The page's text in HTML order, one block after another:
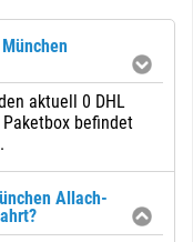
aktuell 0 DHL
befindet
Allach-